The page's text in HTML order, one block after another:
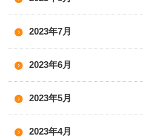
2023年7月
2023年6月
2023年5月
2023年4月